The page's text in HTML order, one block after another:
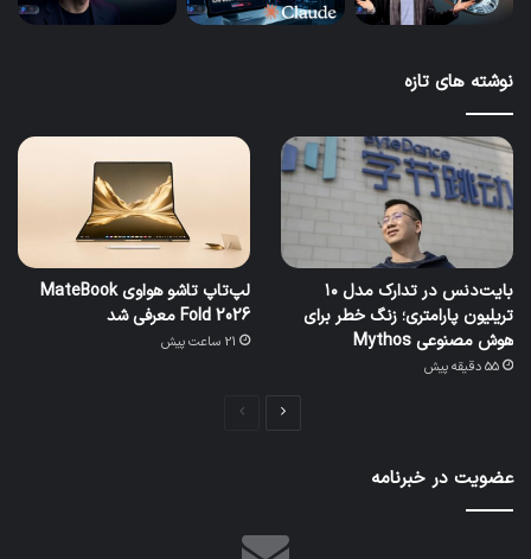
نوشته های تازه
بایت‌دنس در تدارک مدل ۱۰
تریلیون پارامتری؛ زنگ خطر برای
هوش مصنوعی Mythos
55 دقیقه پیش
لپ‌تاپ تاشو هواوی MateBook
Fold 2026 معرفی شد
21 ساعت پیش
عضویت در خبرنامه